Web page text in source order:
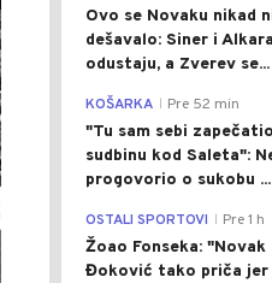
Ovo se Novaku nikad
dešavalo: Siner i
odustaju, a Zverev se...
KOŠARKA Pre 52 min
"Tu sam sebi zapečatio
sudbinu kod Saleta":
progovorio o sukobu ...
OSTALI SPORTOVI Pre 1 h
Žoao Fonseka: "Novak
Đoković tako priča jer